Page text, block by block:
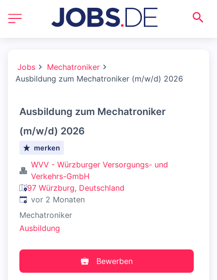
Jobs
Mechatroniker
Ausbildung zum Mechatroniker (m/w/d) 2026
Ausbildung zum Mechatroniker
(m/w/d) 2026
merken
WVV - Würzburger Versorgungs- und
Verkehrs-GmbH
97 Würzburg, Deutschland
Veröffentlicht:
vor 2 Monaten
Mechatroniker
Ausbildung
Bewerben